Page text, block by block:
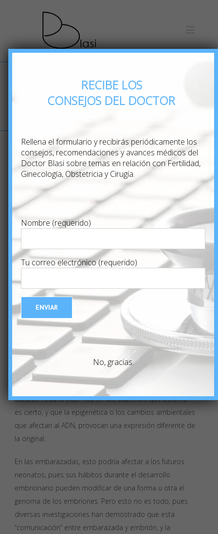
materno-fetales
Previous
Conexiones materno-fetales
D
ebemos de considerar la obviedad, que en
toda gestación producto de una donación de
con la propia madre.
Y ello es motivo de preocupación de muchas mujeres a
la hora de aceptar dicha fórmula de maternidad.
Por ello es interesante anunciar que últimas
investigaciones han podido demostrar, que existen
conexiones genéticas entre madre e hijo, durante la vida
intrauterina, incluso en fetos procedentes de ovocitos de
otras mujeres.
Anteriormente se creía que la genética era algo
inamovible, algo con lo que se nace y que no se modifica
durante toda la vida. Hoy en día sabemos que esto no
es cierto, y que la epigenética o los cambios ambientales
que afectan al ADN, provocan una expresión diferente de
la original.
En las embarazadas, esto podría afectar a los futuros
neonatos, pues sus hábitos durante el desarrollo
embrionario pueden modificar de una forma u otra el
genoma de los embriones. Pero esto no es todo, pues
diversas investigaciones han demostrado que esta
“comunicación” entre embarazada y embrión, y la
RECIBE LOS
CONSEJOS DEL DOCTOR
Rellena el formulario y recibirás periódicamente los
consejos, recomendaciones y avances médicos del
Doctor Blasi sobre temas en relación con Fertilidad,
Ginecología, Obstetricia y Cirugía.
Nombre (requerido)
Tu correo electrónico (requerido)
No, gracias.